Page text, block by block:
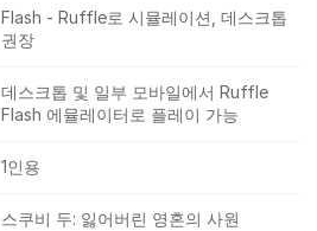
Flash - Ruffle로 시뮬레이션, 데스크톱
권장
데스크톱 및 일부 모바일에서 Ruffle
Flash 에뮬레이터로 플레이 가능
1인용
스쿠비 두: 잃어버린 영혼의 사원